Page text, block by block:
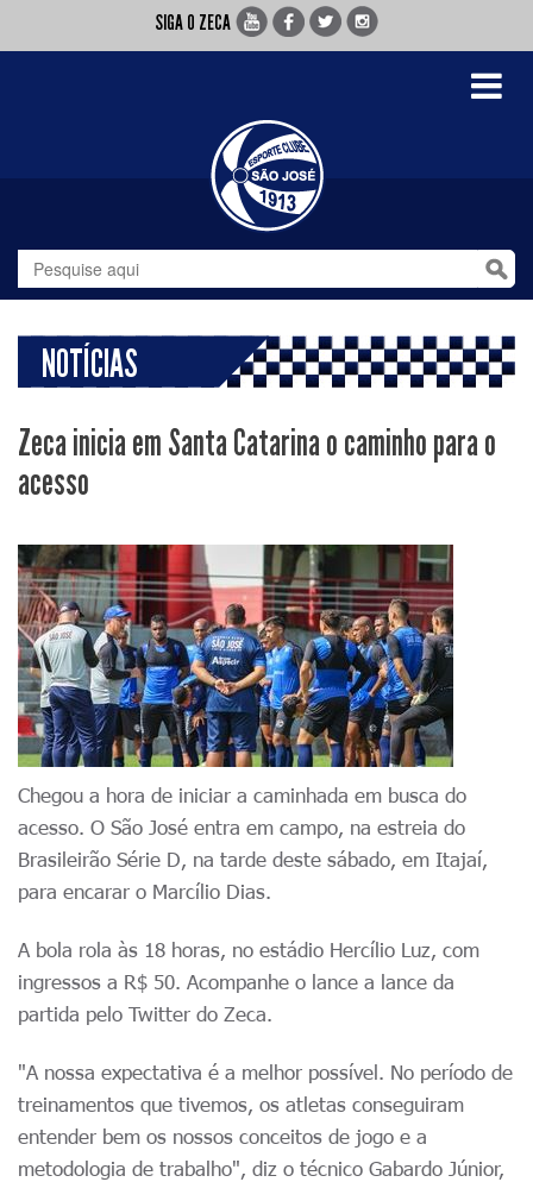
SIGA O ZECA
Toggle
NOTÍCIAS
Zeca inicia em Santa Catarina o caminho para o
acesso
Chegou a hora de iniciar a caminhada em busca do
acesso. O São José entra em campo, na estreia do
Brasileirão Série D, na tarde deste sábado, em Itajaí,
para encarar o Marcílio Dias.
A bola rola às 18 horas, no estádio Hercílio Luz, com
ingressos a R$ 50. Acompanhe o lance a lance da
partida pelo Twitter do Zeca.
"A nossa expectativa é a melhor possível. No período de
treinamentos que tivemos, os atletas conseguiram
entender bem os nossos conceitos de jogo e a
metodologia de trabalho", diz o técnico Gabardo Júnior,